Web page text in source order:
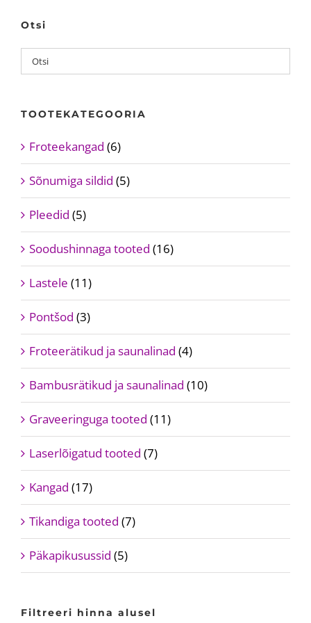
the
product
page
Otsi
TOOTEKATEGOORIA
Froteekangad (6)
Sõnumiga sildid (5)
Pleedid (5)
Soodushinnaga tooted (16)
Lastele (11)
Pontšod (3)
Froteerätikud ja saunalinad (4)
Bambusrätikud ja saunalinad (10)
Graveeringuga tooted (11)
Laserlõigatud tooted (7)
Kangad (17)
Tikandiga tooted (7)
Päkapikusussid (5)
Filtreeri hinna alusel